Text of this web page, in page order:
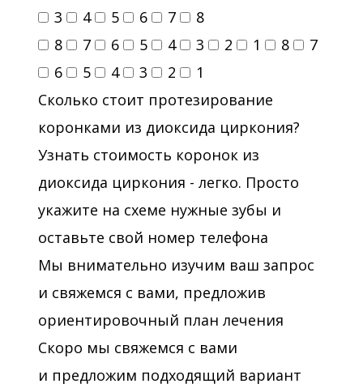
3
4 5 6 7
8
8
7 6 5 4 3 2 1 8
7
6
5 4 3 2
1
Сколько стоит протезирование
коронками из диоксида циркония?
Узнать стоимость коронок из
диоксида циркония - легко. Просто
укажите на схеме нужные зубы и
оставьте свой номер телефона
Мы внимательно изучим ваш запрос
и свяжемся с вами, предложив
ориентировочный план лечения
Скоро мы свяжемся с вами
и предложим подходящий вариант